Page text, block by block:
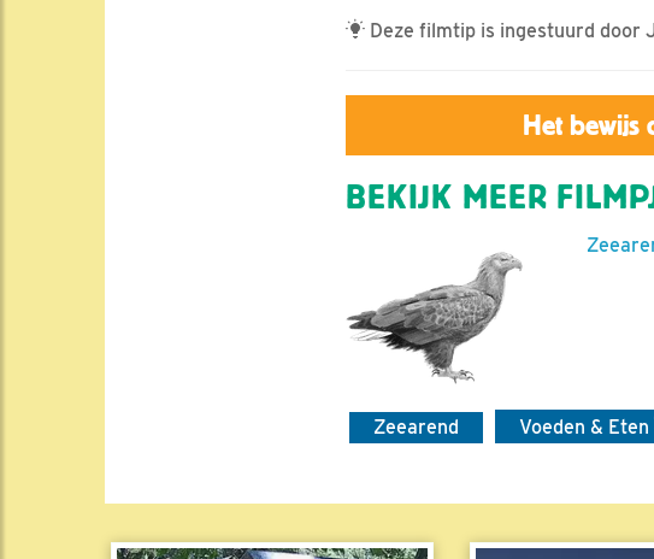
Deze filmtip is ingestuurd door
Het bewijs
BEKIJK MEER
Zeearend Voeden & Eten